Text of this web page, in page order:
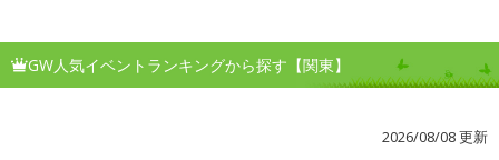
GW人気イベントランキングから探す【関東】
2026/08/08 更新